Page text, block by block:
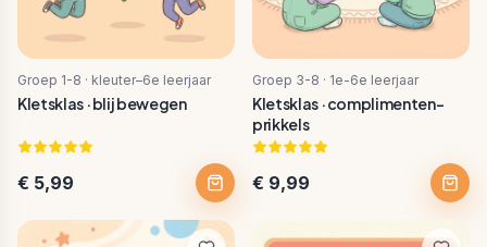
Groep 1-8 · kleuter–6e leerjaar
Kletsklas · blij bewegen
€ 5,99
Groep 3-8 · 1e-6e leerjaar
Kletsklas · complimenten-
prikkels
€ 9,99